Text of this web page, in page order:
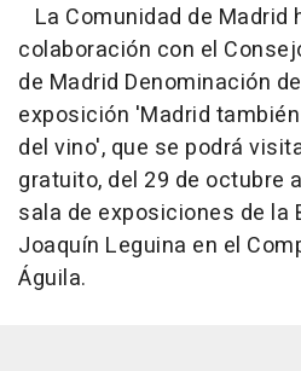
La Comunidad de Madrid
colaboración con el
de Madrid Denominación
exposición 'Madrid
del vino', que se podrá
gratuito, del 29 de octubre
sala de exposiciones de la
Joaquín Leguina en el
Águila.